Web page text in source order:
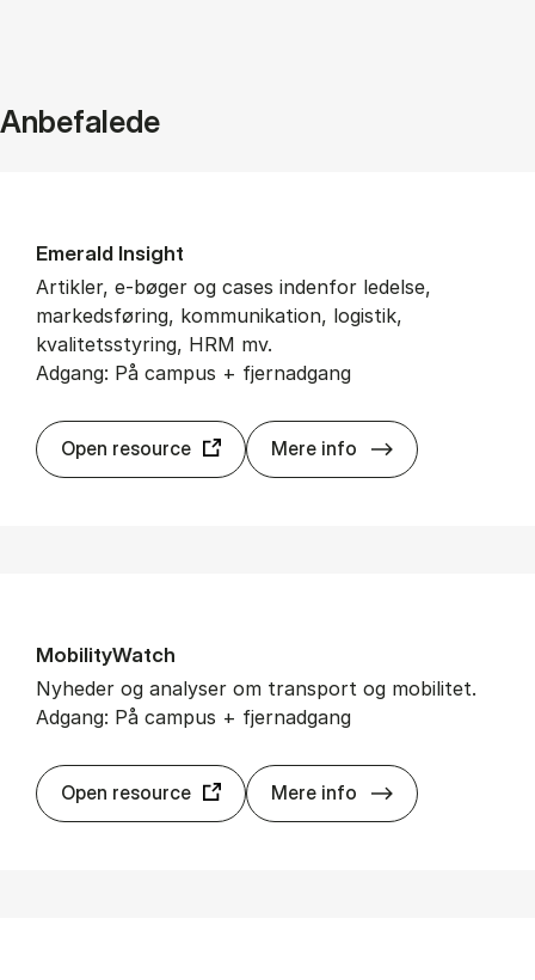
Anbefalede
Eme­rald In­sight
Artikler, e-bøger og cases indenfor ledelse,
markedsføring, kommunikation, logistik,
kvalitetsstyring, HRM mv.
Adgang: På campus + fjernadgang
Open resource Mere info Eme­rald In­sight
Mo­bi­li­tyWatch
Nyheder og analyser om transport og mobilitet.
Adgang: På campus + fjernadgang
Open resource Mere info Mo­bi­li­tyWatch